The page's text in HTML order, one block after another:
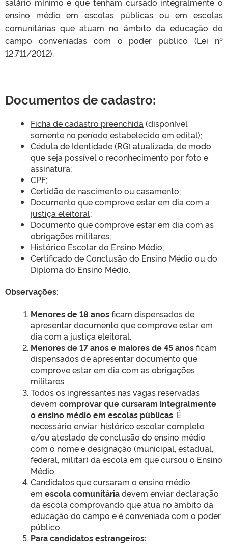
ensino médio em escolas públicas ou em escolas
comunitárias que atuam no âmbito da educação do
campo conveniadas com o poder público (Lei nº
12.711/2012).
Documentos de cadastro:
Ficha de cadastro preenchida (disponível
somente no período estabelecido em edital);
Cédula de Identidade (RG) atualizada, de modo
que seja possível o reconhecimento por foto e
assinatura;
CPF;
Certidão de nascimento ou casamento;
Documento que comprove estar em dia com a
justiça eleitoral;
Documento que comprove estar em dia com as
obrigações militares;
Histórico Escolar do Ensino Médio;
Certificado de Conclusão do Ensino Médio ou do
Diploma do Ensino Médio.
Observações:
Menores de 18 anosficam dispensados de
apresentar documento que comprove estar em
dia com a justiça eleitoral.
Menores de 17 anos e maiores de 45 anosficam
dispensados de apresentar documento que
comprove estar em dia com as obrigações
militares.
Todos os ingressantes nas vagas reservadas
devem comprovar que cursaram integralmente
o ensino médio em escolas públicas. É
necessário enviar: histórico escolar completo
e/ou atestado de conclusão do ensino médio
com o nome e designação (municipal, estadual,
federal, militar) da escola em que cursou o Ensino
Médio.
Candidatos que cursaram o ensino médio
em escola comunitáriadevem enviar declaração
da escola comprovando que atua no âmbito da
educação do campo e é conveniada com o poder
público.
Para candidatos estrangeiros: